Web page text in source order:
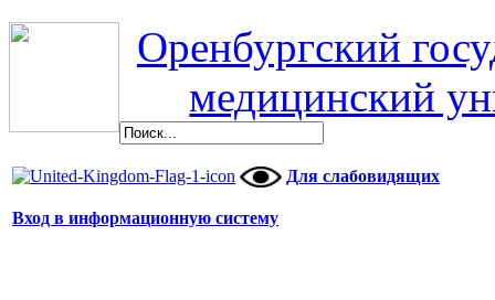
Оренбургский
медицинский
Для слабовидящих
Вход в информационную систему